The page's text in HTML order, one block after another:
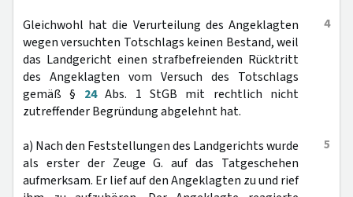
4
Gleichwohl hat die Verurteilung des Angeklagten
wegen versuchten Totschlags keinen Bestand, weil
das Landgericht einen strafbefreienden Rücktritt
des Angeklagten vom Versuch des Totschlags
gemäß § 24Abs. 1 StGB mit rechtlich nicht
zutreffender Begründung abgelehnt hat.
5
a) Nach den Feststellungen des Landgerichts wurde
als erster der Zeuge G. auf das Tatgeschehen
aufmerksam. Er lief auf den Angeklagten zu und rief